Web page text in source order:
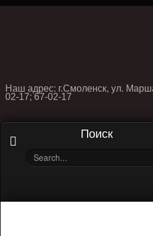
Наш адрес: г.Смоленск, ул.
02-17; 67-02-17
Поиск